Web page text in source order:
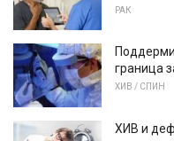
РАК
граница
ХИВ / СПИН
ХИВ и